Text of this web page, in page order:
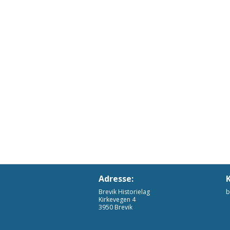
Adresse:
Brevik Historielag
Kirkevegen 4
3950 Brevik